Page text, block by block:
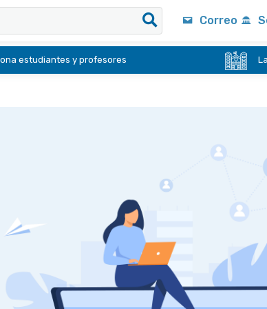
Correo
estudiantes y profesores